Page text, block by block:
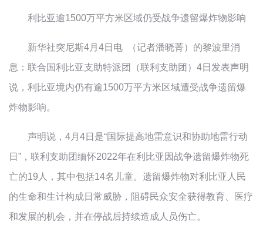
利比亚逾1500万平方米区域仍受战争遗留爆炸物影响
新华社突尼斯4月4日电 （记者潘晓菁）的黎波里消
息：联合国利比亚支助特派团（联利支助团）4日发表声明
说，利比亚境内仍有逾1500万平方米区域遭受战争遗留爆
炸物影响。
声明说，4月4日是“国际提高地雷意识和协助地雷行动
日”，联利支助团缅怀2022年在利比亚因战争遗留爆炸物死
亡的19人，其中包括14名儿童。遗留爆炸物对利比亚人民
的生命和生计构成日常威胁，阻碍民众安全获得教育、医疗
和发展的机会，并在停战后持续造成人员伤亡。